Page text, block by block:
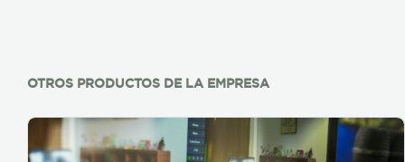
OTROS PRODUCTOS DE LA EMPRESA